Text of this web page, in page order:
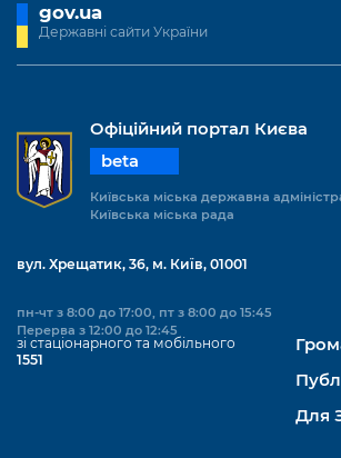
gov.ua
Державні сайти України
Офіційний портал Києва
beta
Київська міська державна
Київська міська рада
вул. Хрещатик, 36, м. Київ, 01001
пн-чт з 8:00 до 17:00, пт з 8:00 до 15:45
Перерва з 12:00 до 12:45
зі стаціонарного та мобільного
1551
Для